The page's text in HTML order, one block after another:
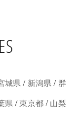
城県 / 新潟県 / 群
県 /東京都 / 山梨